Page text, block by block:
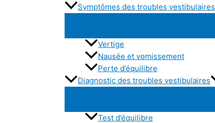
Symptômes des troubles vestibulaires
Vertige
Nausée et vomissement
Perte d’équilibre
Diagnostic des troubles vestibulaires
Test d’équilibre